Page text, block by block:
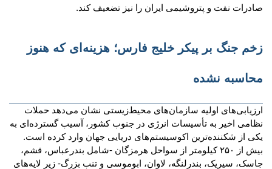
صادرات نفت و پتروشیمی ایران را نیز تضعیف کند.
زخم جنگ بر پیکر خلیج فارس؛ هزینه‌ای که هنوز
محاسبه نشده
ارزیابی‌های اولیه سازمان‌های محیط‌زیستی نشان می‌دهد حملات
نظامی اخیر به تأسیسات انرژی در جنوب کشور، آسیب گسترده‌ای به
یکی از شکننده‌ترین اکوسیستم‌های دریایی جهان وارد کرده است.
بیش از ۲۵۰ کیلومتر از سواحل هرمزگان -شامل بندرعباس، قشم،
جاسک، سیریک، بندرلنگه، لاوان، ابوموسی و تنب بزرگ- زیر لایه‌های